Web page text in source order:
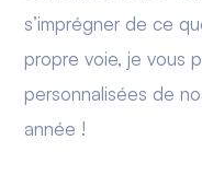
s’imprégner de ce
propre voie, je vous
personnalisées de
année !